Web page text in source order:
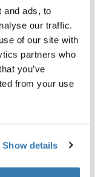
and ads, to
our traffic.
of our site with
partners who
you’ve
from your use
Show details
Van XT